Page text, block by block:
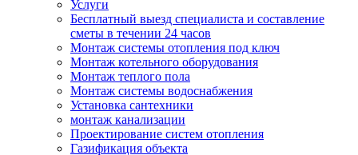
Услуги
Бесплатный выезд специалиста и составление
сметы в течении 24 часов
Монтаж системы отопления под ключ
Монтаж котельного оборудования
Монтаж теплого пола
Монтаж системы водоснабжения
Установка сантехники
монтаж канализации
Проектирование систем отопления
Газификация объекта